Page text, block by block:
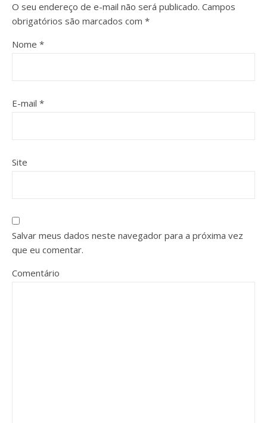
O seu endereço de e-mail não será publicado. Campos
obrigatórios são marcados com *
Nome *
E-mail *
Site
Salvar meus dados neste navegador para a próxima vez
que eu comentar.
Comentário